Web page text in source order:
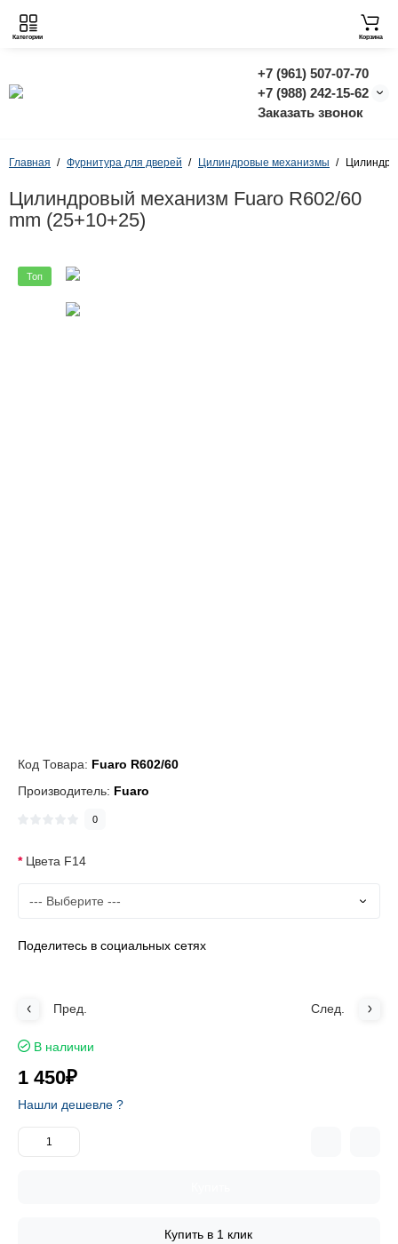
+7 (961) 507-07-70
+7 (988) 242-15-62
Заказать звонок
Категории Корзина
Главная Фурнитура для дверей Цилиндровые механизмы
Цилиндровый механизм Fuaro R602/60
mm (25+10+25)
Топ
Код Товара: Fuaro R602/60
Производитель: Fuaro
0
Цвета F14
Поделитесь в социальных сетях
Пред. След.
В наличии
1 450₽
Нашли дешевле ?
Купить в 1 клик